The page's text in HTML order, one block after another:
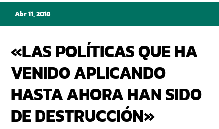
Abr 11, 2018
«LAS POLÍTICAS QUE HA
VENIDO APLICANDO
HASTA AHORA HAN SIDO
DE DESTRUCCIÓN»